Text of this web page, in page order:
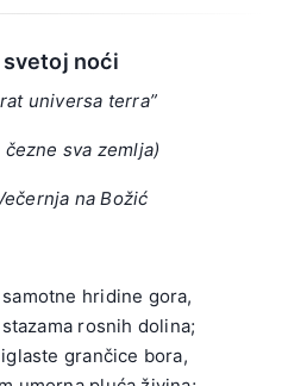
noći
universa terra”
sva zemlja)
na Božić
hridine gora,
rosnih dolina;
grančice bora,